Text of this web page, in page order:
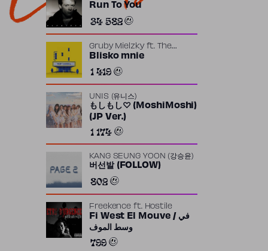
Run To You
34 582
Gruby Mielzkyft.
The
Returners
Blisko mnie
1 419
UNIS (유니스)
もしもし♡ (MoshiMoshi)
(JP Ver.)
1 174
KANG SEUNG YOON (강승윤)
버선발 (FOLLOW)
802
Freekence ft. Hostile
Fi West El Mouve / في
وسط الموف
799